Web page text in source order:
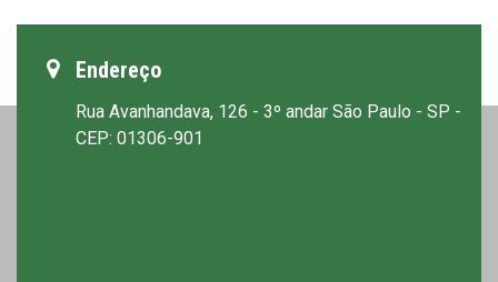
Endereço
Rua Avanhandava, 126 - 3º andar São Paulo - SP -
CEP: 01306-901